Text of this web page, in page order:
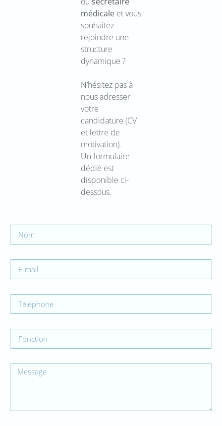
médicaleet vous
souhaitez
rejoindre une
structure
dynamique ?
N’hésitez pas à
nous adresser
votre
candidature (CV
et lettre de
motivation).
Un formulaire
dédié est
disponible ci-
dessous.